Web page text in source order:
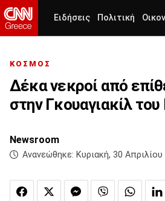
Ειδήσεις Πολιτική
ΚΟΣΜΟΣ
Δέκα νεκροί από
στην Γκουαγιακίλ του
Newsroom
Ανανεώθηκε: Κυριακή, 30